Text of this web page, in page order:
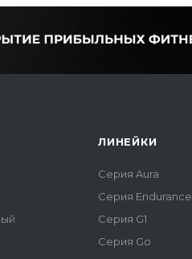
ЛИНЕЙКИ
Серия Aura
Серия Endurance
Серия G1
Серия Go